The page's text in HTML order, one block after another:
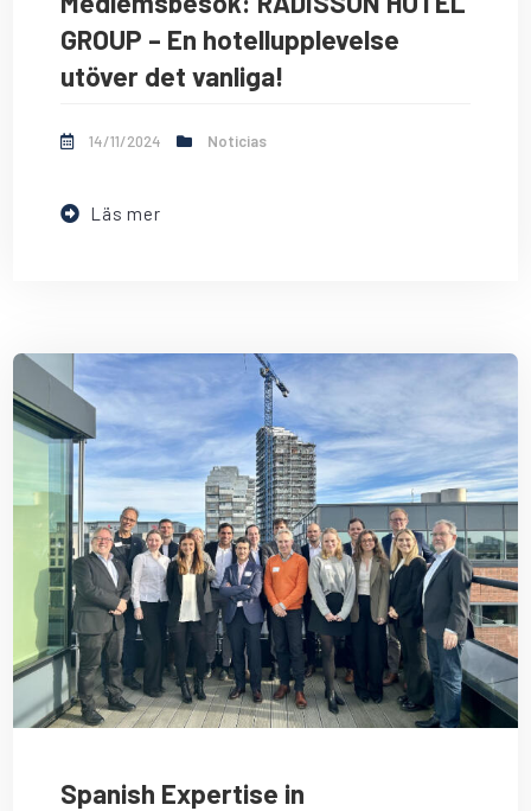
GROUP – En hotellupplevelse
utöver det vanliga!
14/11/2024 Noticias
Läs mer
Spanish Expertise in